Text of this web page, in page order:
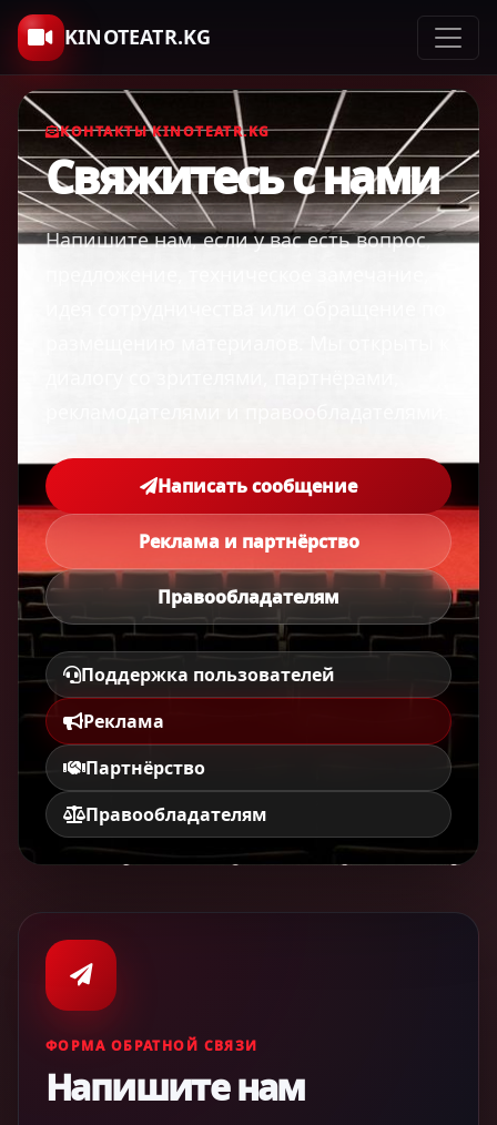
KINOTEATR.KG
КОНТАКТЫ KINOTEATR.KG
Свяжитесь с нами
Напишите нам, если у вас есть вопрос,
Написать сообщение
Реклама и партнёрство
Правообладателям
Поддержка пользователей
Реклама
Партнёрство
Правообладателям
ФОРМА ОБРАТНОЙ СВЯЗИ
Напишите нам